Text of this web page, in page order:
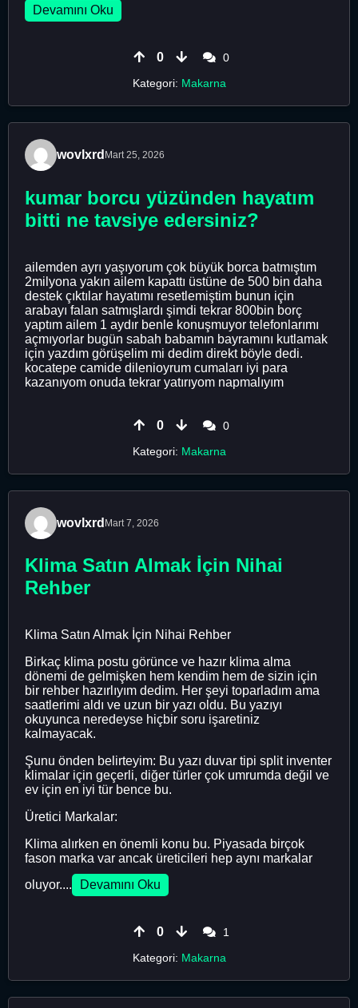
Devamını Oku
0
0
Kategori: Makarna
wovlxrd Mart 25, 2026
kumar borcu yüzünden hayatım
bitti ne tavsiye edersiniz?
ailemden ayrı yaşıyorum çok büyük borca batmıştım
2milyona yakın ailem kapattı üstüne de 500 bin daha
destek çıktılar hayatımı resetlemiştim bunun için
arabayı falan satmışlardı şimdi tekrar 800bin borç
yaptım ailem 1 aydır benle konuşmuyor telefonlarımı
açmıyorlar bugün sabah babamın bayramını kutlamak
için yazdım görüşelim mi dedim direkt böyle dedi.
kocatepe camide dilenioyrum cumaları iyi para
kazanıyom onuda tekrar yatırıyom napmalıyım
0
0
Kategori: Makarna
wovlxrd Mart 7, 2026
Klima Satın Almak İçin Nihai
Rehber
Klima Satın Almak İçin Nihai Rehber
Birkaç klima postu görünce ve hazır klima alma
dönemi de gelmişken hem kendim hem de sizin için
bir rehber hazırlıyım dedim. Her şeyi toparladım ama
saatlerimi aldı ve uzun bir yazı oldu. Bu yazıyı
okuyunca neredeyse hiçbir soru işaretiniz
kalmayacak.
Şunu önden belirteyim: Bu yazı duvar tipi split inventer
klimalar için geçerli, diğer türler çok umrumda değil ve
ev için en iyi tür bence bu.
Üretici Markalar:
Klima alırken en önemli konu bu. Piyasada birçok
fason marka var ancak üreticileri hep aynı markalar
oluyor....
Devamını Oku
0
1
Kategori: Makarna